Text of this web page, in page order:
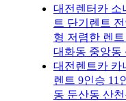
대전렌터카 소
트 단기렌트
형 저렴한 렌
대화동 중앙동
대전렌트카 카
렌트 9인승 11
동 둔산동 산